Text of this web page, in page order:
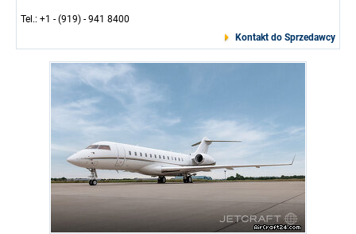
Tel.: +1 - (919) - 941 8400
Kontakt do Sprzedawcy